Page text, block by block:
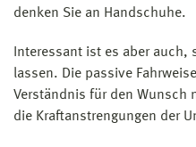
denken Sie an Handschuhe.
Interessant ist es aber auch,
lassen. Die passive
Verständnis für den Wunsch
die Kraftanstrengungen der